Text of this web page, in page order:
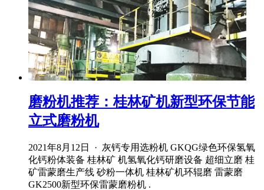
磨粉机推荐：桂林矿机新型环保节能
立式磨粉机
2021年8月12日 · 灰钙专用选粉机 GKQG绿色环保氢氧
化钙粉体装备 桂林矿 机氢氧化钙研磨设备 超细立磨 桂
矿雷蒙磨生产线 砂粉一体机 桂林矿机环辊磨 雷蒙磨
GK2500新型环保雷蒙磨粉机 .